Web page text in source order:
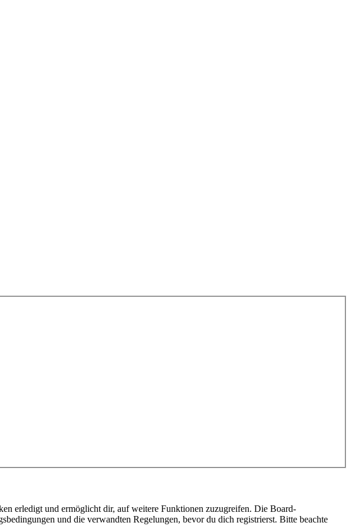
erledigt und ermöglicht dir, auf weitere Funktionen zuzugreifen. Die Board-
und die verwandten Regelungen, bevor du dich registrierst. Bitte beachte